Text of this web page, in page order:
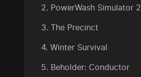
2. PowerWash Simulator 2
3. The Precinct
4. Winter Survival
5. Beholder: Conductor